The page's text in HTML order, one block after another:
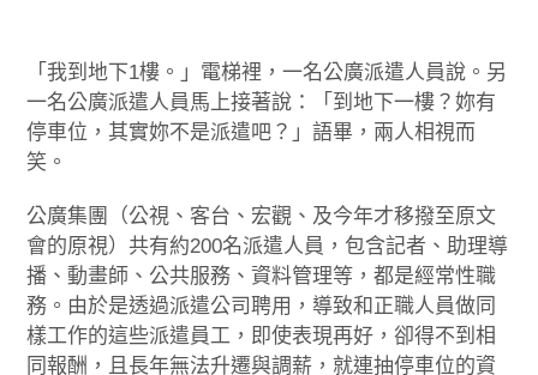
「我到地下1樓。」電梯裡，一名公廣派遣人員說。另
一名公廣派遣人員馬上接著說：「到地下一樓？妳有
停車位，其實妳不是派遣吧？」語畢，兩人相視而
笑。
公廣集團（公視、客台、宏觀、及今年才移撥至原文
會的原視）共有約200名派遣人員，包含記者、助理導
播、動畫師、公共服務、資料管理等，都是經常性職
務。由於是透過派遣公司聘用，導致和正職人員做同
樣工作的這些派遣員工，即使表現再好，卻得不到相
同報酬，且長年無法升遷與調薪，就連抽停車位的資